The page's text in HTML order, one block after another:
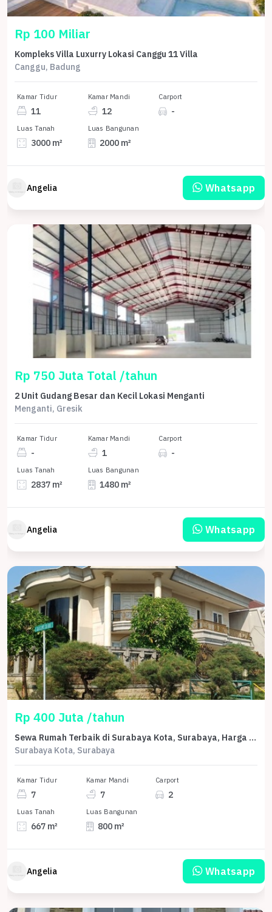
Rp 100 Miliar
Kompleks Villa Luxurry Lokasi Canggu 11 Villa
Canggu, Badung
Kamar Tidur
11
Kamar Mandi
12
Carport
-
Luas Tanah
3000 m²
Luas Bangunan
2000 m²
Angelia Whatsapp
Rp 750 Juta Total /tahun
2 Unit Gudang Besar dan Kecil Lokasi Menganti
Menganti, Gresik
Kamar Tidur
-
Kamar Mandi
1
Carport
-
Luas Tanah
2837 m²
Luas Bangunan
1480 m²
Angelia Whatsapp
Rp 400 Juta /tahun
Sewa Rumah Terbaik di Surabaya Kota, Surabaya, Harga Terjangkau
Surabaya Kota, Surabaya
Kamar Tidur
7
Kamar Mandi
7
Carport
2
Luas Tanah
667 m²
Luas Bangunan
800 m²
Angelia Whatsapp